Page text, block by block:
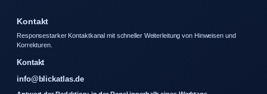
Kontakt
Responsestarker Kontaktkanal mit schneller Weiterleitung von Hinweisen und
Korrekturen.
Kontakt
info@blickatlas.de